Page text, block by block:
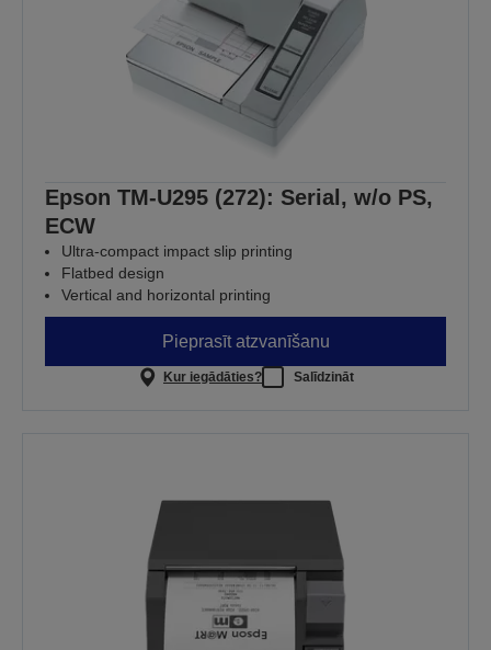
Epson TM-U295 (272): Serial, w/o PS,
ECW
Ultra-compact impact slip printing
Flatbed design
Vertical and horizontal printing
Pieprasīt atzvanīšanu
Kur iegādāties? Salīdzināt